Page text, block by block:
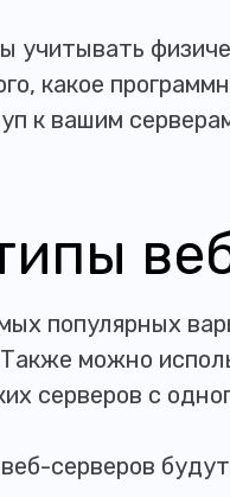
какое
к вашим
популярных
можно
серверов с
серверов